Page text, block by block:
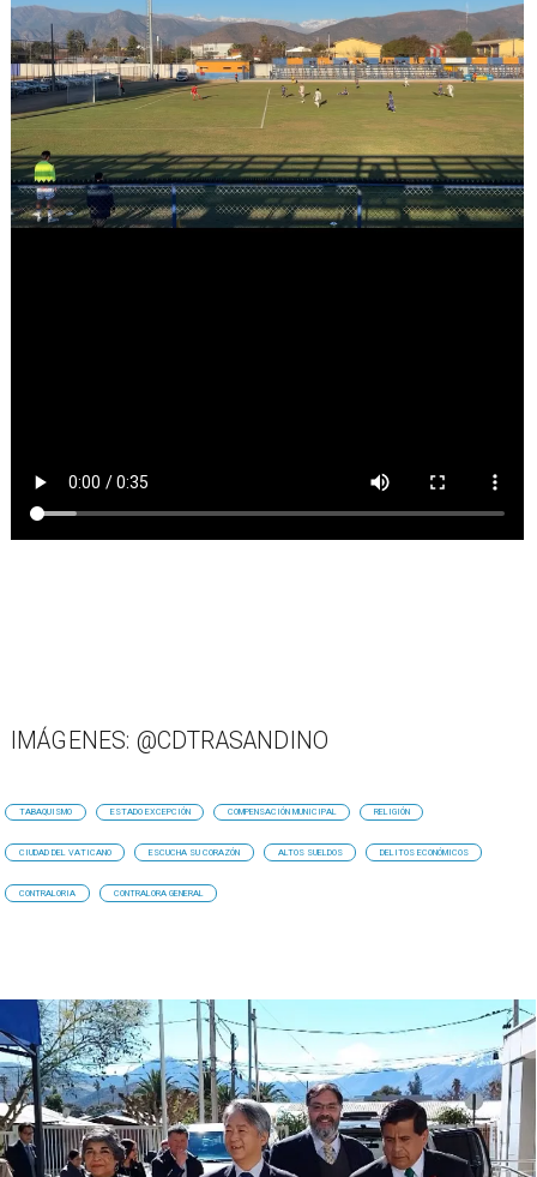
IMÁGENES: @CDTRASANDINO
TABAQUISMO ESTADO EXCEPCIÓN COMPENSACIÓN MUNICIPAL RELIGIÓN
CIUDAD DEL VATICANO ESCUCHA SU CORAZÓN ALTOS SUELDOS DELITOS ECONÓMICOS
CONTRALORIA CONTRALORA GENERAL